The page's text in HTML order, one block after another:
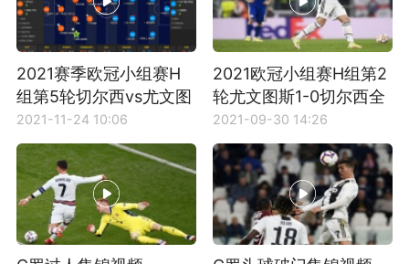
2021赛季欧冠小组赛H
组第5轮切尔西vs尤文图
斯全场集锦
2021-11-24 10:06
2021欧冠小组赛H组第2
轮尤文图斯1-0切尔西全
场比赛集锦
2021-09-30 14:26